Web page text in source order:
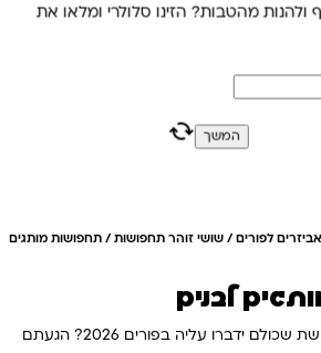
299 ₪ (למעט ריהוט)
לפורים/שושי זוהר תחפושות/ תחפושות מותגים
לבנים
מחפשים את התחפושת שכולם ידברו עליה בפורים 2026? הגעתם
מהטבות? הזינו סלולרי ומלאו את
המשך